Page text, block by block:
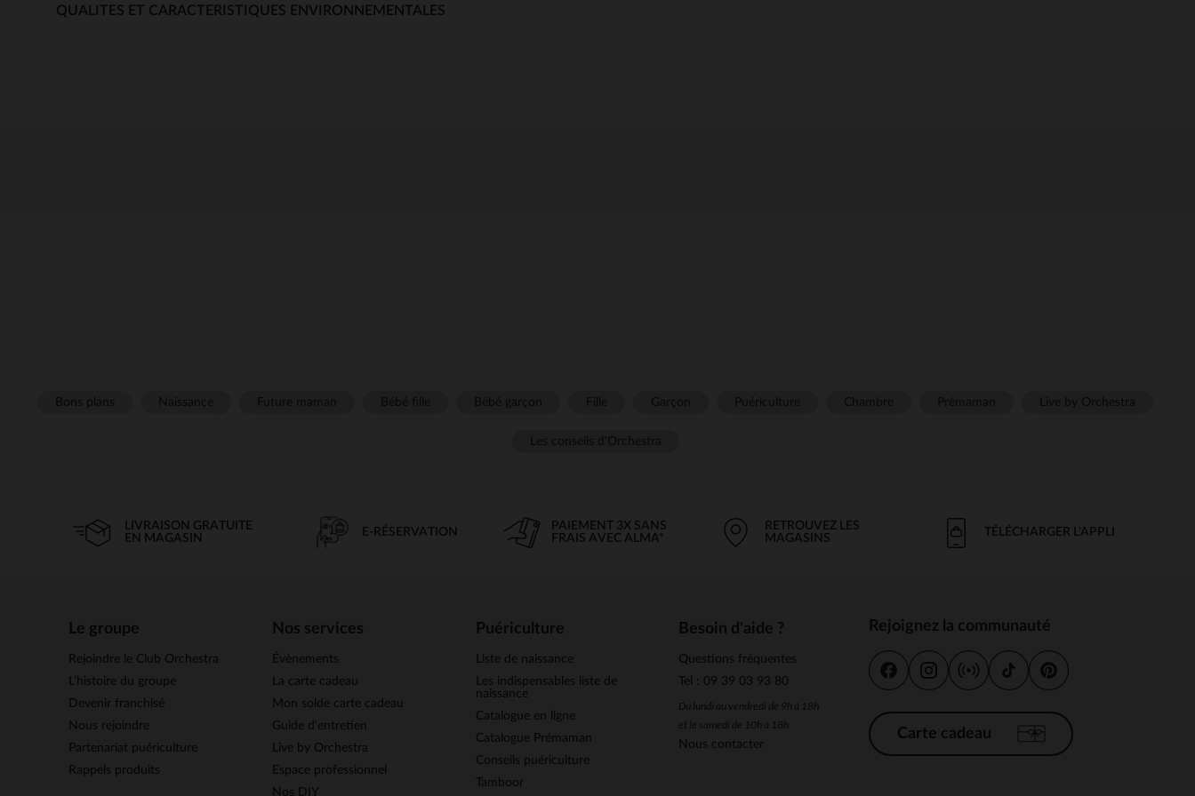
QUALITES ET CARACTERISTIQUES ENVIRONNEMENTALES
LIVRAISON GRATUITE
EN MAGASIN
E-RÉSERVATION
PAIEMENT 3X SANS
FRAIS AVEC ALMA*
RETROUVEZ LES
MAGASINS
TÉLÉCHARGER L'APPLI
Le groupe
Rejoindre le Club Orchestra
L’histoire du groupe
Devenir franchisé
Nous rejoindre
Partenariat puériculture
Rappels produits
Nos services
Évènements
La carte cadeau
Mon solde carte cadeau
Guide d'entretien
Live by Orchestra
Espace professionnel
Nos DIY
Puériculture
Liste de naissance
Les indispensables liste de
naissance
Catalogue en ligne
Catalogue Prémaman
Conseils puériculture
Tamboor
Besoin d'aide ?
Questions fréquentes
Tel : 09 39 03 93 80
Du lundi au vendredi de 9h à 18h
et le samedi de 10h à 18h
Nous contacter
Rejoignez la communauté
Carte cadeau